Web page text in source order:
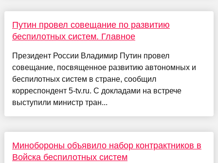
Путин провел совещание по развитию
беспилотных систем. Главное
Президент России Владимир Путин провел
совещание, посвященное развитию автономных и
беспилотных систем в стране, сообщил
корреспондент 5-tv.ru. С докладами на встрече
выступили министр тран...
Минобороны объявило набор контрактников в
Войска беспилотных систем